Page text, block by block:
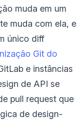
muda em um
muda com ela, e
único diff
Git do
e instâncias
de API se
pull request que
de design-